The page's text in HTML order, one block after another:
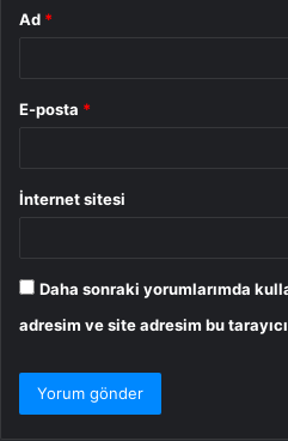
Ad *
E-posta *
İnternet sitesi
Daha sonraki yorumlarımda
adresim ve site adresim bu